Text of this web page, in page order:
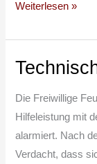
Weiterlesen »
Die Freiwillige
Hilfeleistung mit
alarmiert. Nach
Verdacht, dass
Technische
[H1]
–
Tier